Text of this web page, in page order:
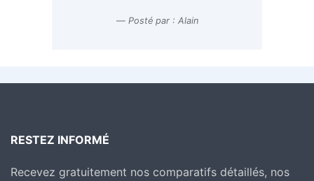
Posté par : Alain
RESTEZ INFORMÉ
Recevez gratuitement nos comparatifs détaillés, nos